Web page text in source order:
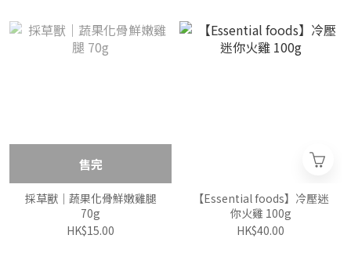
售完
採草獸｜蔬果化骨鮮嫩雞腿
70g
HK$15.00
【Essential foods】冷壓迷
你火雞 100g
HK$40.00